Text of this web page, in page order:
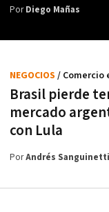
PorDiego Mañas
Brasil pierde
mercado
con Lula
NEGOCIOS / Comercio
PorAndrés Sanguinetti